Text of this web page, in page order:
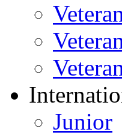
Junior